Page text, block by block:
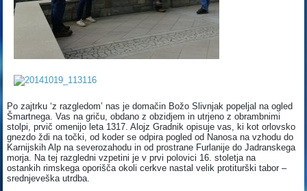
Po zajtrku ‘z razgledom’ nas je domačin Božo Slivnjak popeljal na ogled
Šmartnega. Vas na griču, obdano z obzidjem in utrjeno z obrambnimi
stolpi, prvič omenijo leta 1317. Alojz Gradnik opisuje vas, ki kot orlovsko
gnezdo ždi na točki, od koder se odpira pogled od Nanosa na vzhodu do
Karnijskih Alp na severozahodu in od prostrane Furlanije do Jadranskega
morja. Na tej razgledni vzpetini je v prvi polovici 16. stoletja na
ostankih rimskega oporišča okoli cerkve nastal velik protiturški tabor –
srednjeveška utrdba.